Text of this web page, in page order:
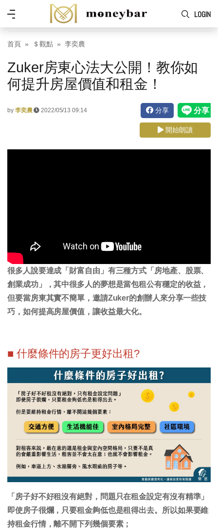
Skip to main content
LOGIN
功
能
表
首頁 ＄觀點 李奕農
Zuker房東心法大公開！教你如
何提升房屋價值和租金！
by 李奕農 2022/05/13 09:14 分享
開始朗讀
很多人說要達成「財富自由」有三種方式「房地產、股票、
創業成功」，其中很多人的夢想是當包租公有穩定的收益，
但要當房東其實不簡單，邀請Zuker的創辦人來分享一些技
巧，如何提高房屋價值，讓收益最大化。
■ 什麼條件的房子更好出租?
「房子好不好租沒有絕對，問題只在租金設定有沒有精準」
即使房子很爛，只要租金夠低也是租得出去。所以如果要維
持租金行情，離不開下列幾個要素；